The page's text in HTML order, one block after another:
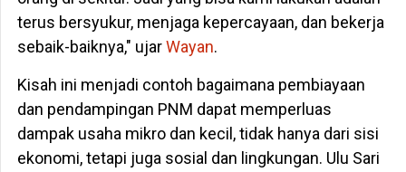
terus bersyukur, menjaga kepercayaan, dan bekerja
sebaik-baiknya," ujarWayan.
Kisah ini menjadi contoh bagaimana pembiayaan
dan pendampingan PNM dapat memperluas
dampak usaha mikro dan kecil, tidak hanya dari sisi
ekonomi, tetapi juga sosial dan lingkungan. Ulu Sari